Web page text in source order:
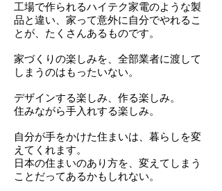
工場で作られるハイテク家電のような製
品と違い、家って意外に自分でやれるこ
とが、たくさんあるものです。
家づくりの楽しみを、全部業者に渡して
しまうのはもったいない。
デザインする楽しみ、作る楽しみ。
住みながら手入れする楽しみ。
自分が手をかけた住まいは、暮らしを変
えてくれます。
日本の住まいのあり方を、変えてしまう
ことだってあるかもしれない。